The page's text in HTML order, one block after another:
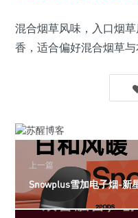
混合烟草风味，入口烟
香，适合偏好混合烟草
上一篇
Snowplus雪加电子烟-新